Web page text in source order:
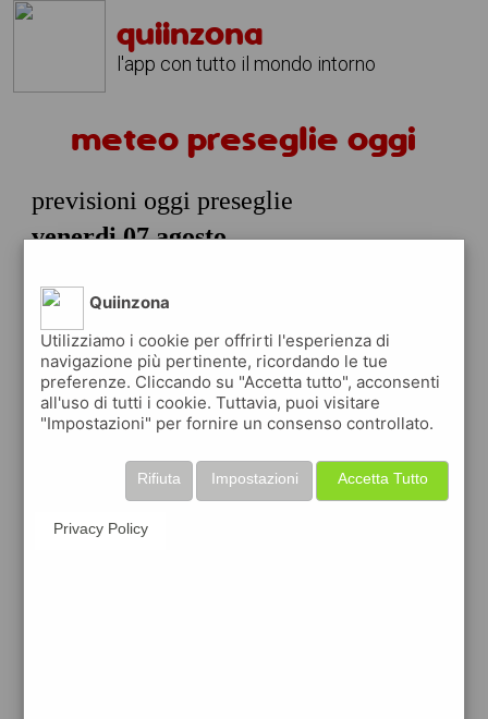
quiinzona
l'app con tutto il mondo intorno
meteo preseglie oggi
previsioni oggi preseglie
venerdi 07 agosto
sereno
25° min25° max
61 % 1.83 km/h
09:00
cielo
28°
51 % 1.89 km/h 3 %
12:00
Quiinzona
Utilizziamo i cookie per offrirti l'esperienza di
navigazione più pertinente, ricordando le tue
preferenze. Cliccando su "Accetta tutto", acconsenti
all'uso di tutti i cookie. Tuttavia, puoi visitare
"Impostazioni" per fornire un consenso controllato.
Accetta Tutto
Impostazioni
Rifiuta
Privacy Policy